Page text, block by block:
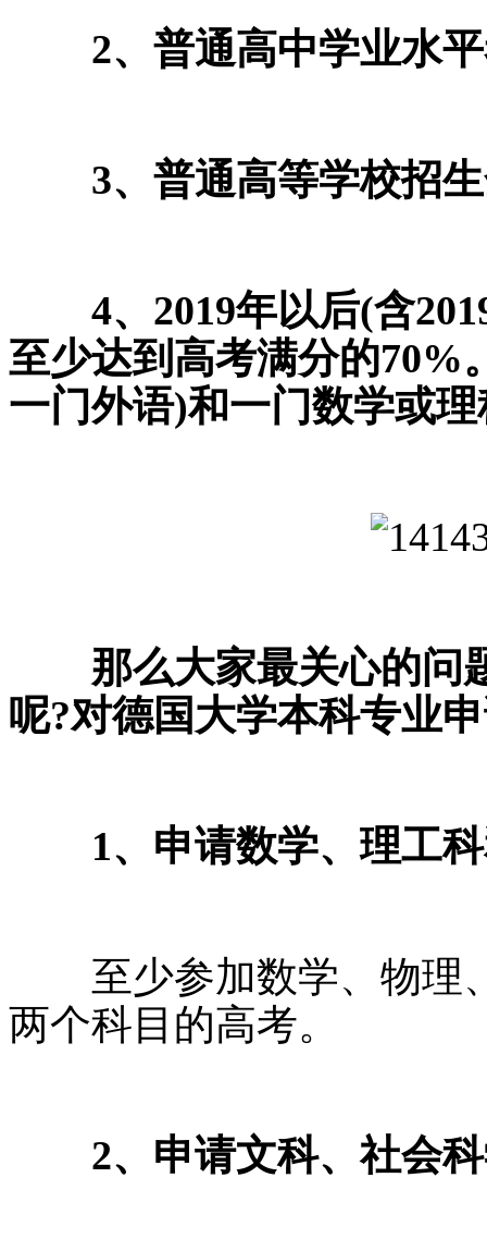
2、普通高中学业水
3、普通高等学校招
4、2019年以后(含
至少达到高考满分的70%
一门外语)和一门数学或
那么大家最关心的问
呢?对德国大学本科专业
1、申请数学、理工
至少参加数学、物理
两个科目的高考。
2、申请文科、社会